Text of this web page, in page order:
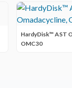
HardyDisk™ AST
OMC30